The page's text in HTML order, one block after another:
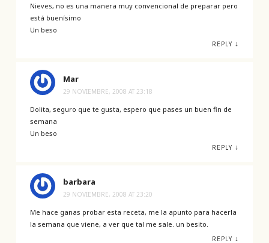
Nieves, no es una manera muy convencional de preparar pero
está buenísimo
Un beso
REPLY ↓
Mar
29 NOVIEMBRE, 2008 AT 23:18
Dolita, seguro que te gusta, espero que pases un buen fin de
semana
Un beso
REPLY ↓
barbara
29 NOVIEMBRE, 2008 AT 23:20
Me hace ganas probar esta receta, me la apunto para hacerla
la semana que viene, a ver que tal me sale. un besito.
REPLY ↓